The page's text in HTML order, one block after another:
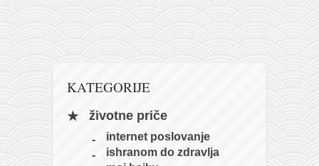
Okinava karate
najnovije na blogu
moje beleške
istorija karatea
bubishi
KATEGORIJE
životne priče
internet poslovanje
ishranom do zdravlja